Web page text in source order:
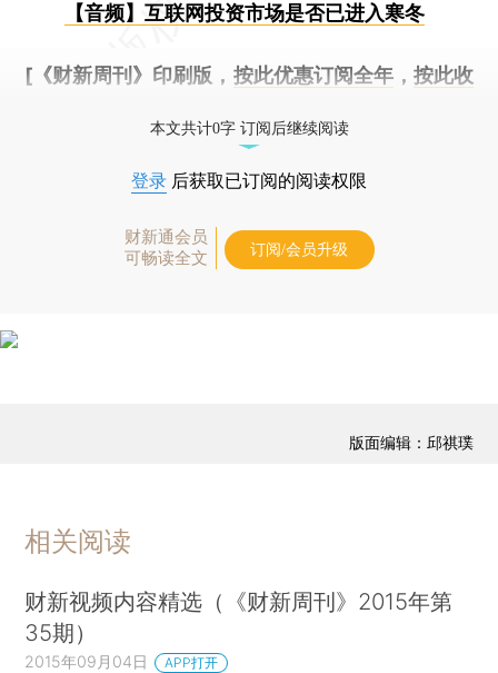
【音频】互联网投资市场是否已进入寒冬
[《财新周刊》印刷版， 按此优惠订阅全年， 按此收
本文共计0字 订阅后继续阅读
登录 后获取已订阅的阅读权限
财新通会员
可畅读全文
订阅/会员升级
版面编辑：邱祺璞
相关阅读
财新视频内容精选（《财新周刊》2015年第
35期）
2015年09月04日 APP打开